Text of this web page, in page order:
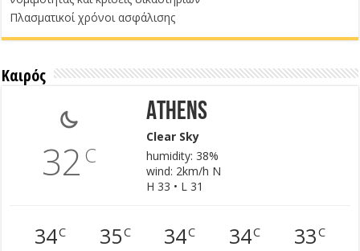
Πλασματικοί χρόνοι ασφάλισης
Καιρός
32 C
Athens
Clear Sky
humidity: 38%
wind: 2km/h N
H 33 • L 31
34C 35C 34C 34C 33C